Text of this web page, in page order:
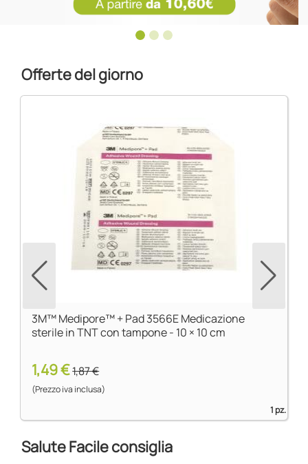
Offerte del giorno
3M™ Medipore™ + Pad 3566E Medicazione
sterile in TNT con tampone - 10 × 10 cm
1,49 €1,87 €
(Prezzo iva inclusa)
1 pz.
Salute Facile consiglia